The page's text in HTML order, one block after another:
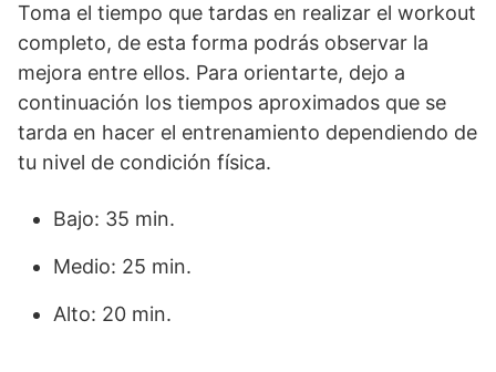
Toma el tiempo que tardas en realizar el workout
completo, de esta forma podrás observar la
mejora entre ellos. Para orientarte, dejo a
continuación los tiempos aproximados que se
tarda en hacer el entrenamiento dependiendo de
tu nivel de condición física.
Bajo: 35 min.
Medio: 25 min.
Alto: 20 min.